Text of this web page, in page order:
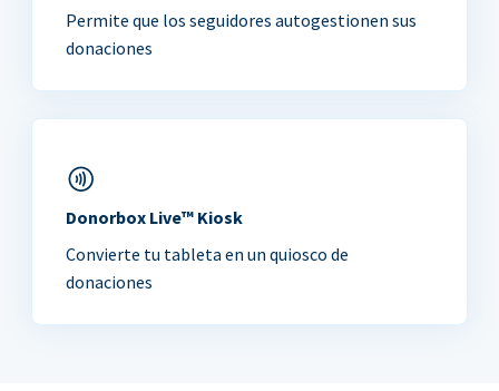
Permite que los seguidores autogestionen sus
donaciones
Donorbox Live™ Kiosk
Convierte tu tableta en un quiosco de
donaciones